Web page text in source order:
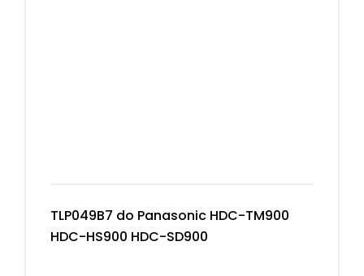
TLP049B7 do Panasonic HDC-TM900
HDC-HS900 HDC-SD900